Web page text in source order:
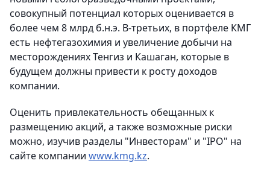
совокупный потенциал которых оценивается в
более чем 8 млрд б.н.э. В-третьих, в портфеле КМГ
есть нефтегазохимия и увеличение добычи на
месторождениях Тенгиз и Кашаган, которые в
будущем должны привести к росту доходов
компании.
Оценить привлекательность обещанных к
размещению акций, а также возможные риски
можно, изучив разделы "Инвесторам" и "IPO" на
сайте компании www.kmg.kz.